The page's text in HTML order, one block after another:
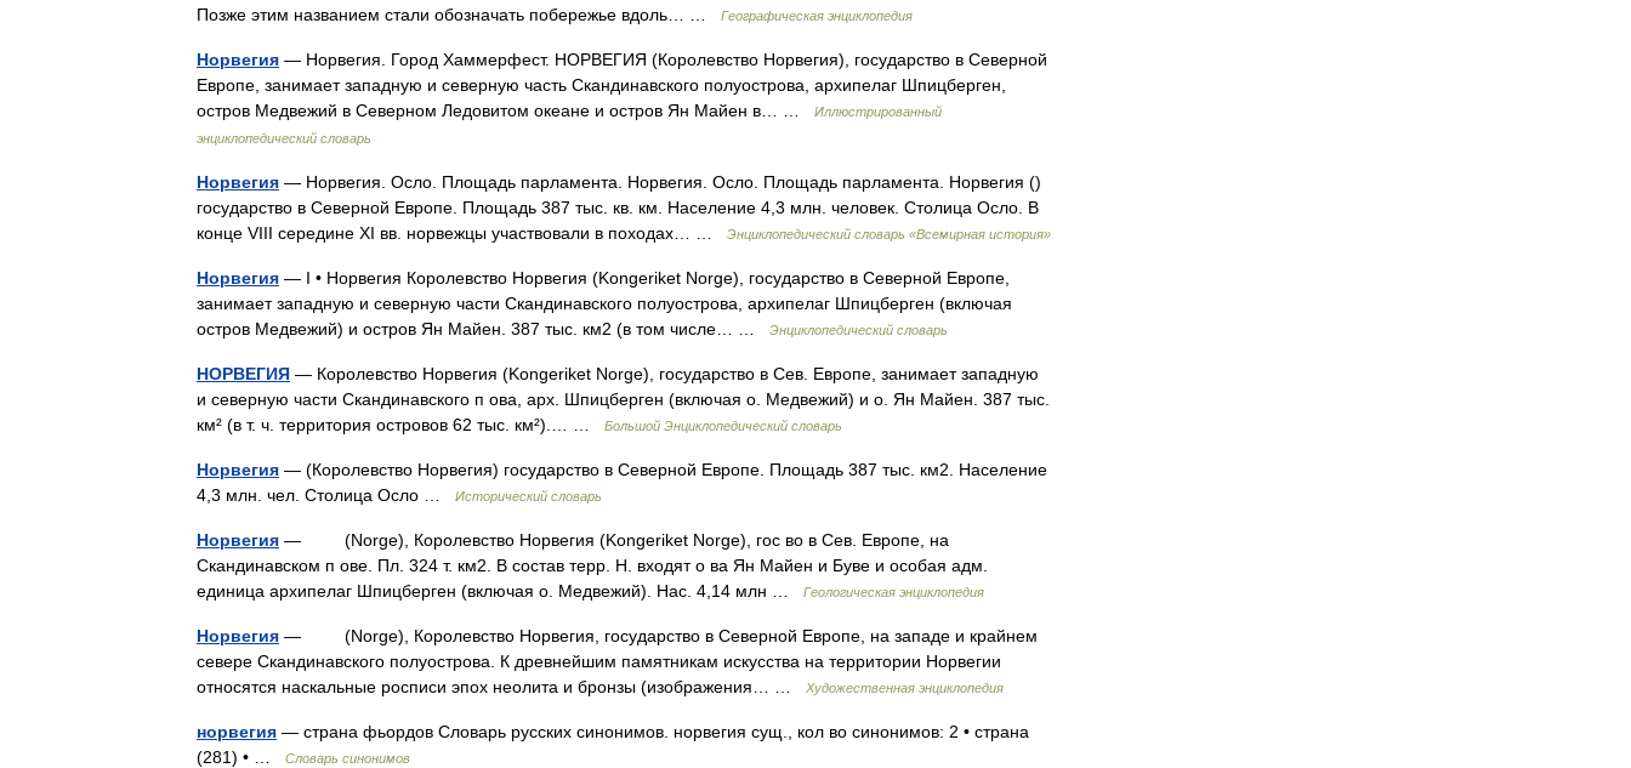
Позже этим названием стали обозначать побережье вдоль… …
Географическая энциклопедия
Норвегия — Норвегия. Город Хаммерфест. НОРВЕГИЯ (Королевство Норвегия), государство в Северной
Европе, занимает западную и северную часть Скандинавского полуострова, архипелаг Шпицберген,
остров Медвежий в Северном Ледовитом океане и остров Ян Майен в… …
Иллюстрированный
энциклопедический словарь
Норвегия — Норвегия. Осло. Площадь парламента. Норвегия. Осло. Площадь парламента. Норвегия ()
государство в Северной Европе. Площадь 387 тыс. кв. км. Население 4,3 млн. человек. Столица Осло. В
конце VIII середине XI вв. норвежцы участвовали в походах… …
Энциклопедический словарь «Всемирная история»
Норвегия — I • Норвегия Королевство Норвегия (Kongeriket Norge), государство в Северной Европе,
занимает западную и северную части Скандинавского полуострова, архипелаг Шпицберген (включая
остров Медвежий) и остров Ян Майен. 387 тыс. км2 (в том числе… …
Энциклопедический словарь
НОРВЕГИЯ — Королевство Норвегия (Kongeriket Norge), государство в Сев. Европе, занимает западную
и северную части Скандинавского п ова, арх. Шпицберген (включая о. Медвежий) и о. Ян Майен. 387 тыс.
км² (в т. ч. территория островов 62 тыс. км²).… …
Большой Энциклопедический словарь
Норвегия — (Королевство Норвегия) государство в Северной Европе. Площадь 387 тыс. км2. Население
4,3 млн. чел. Столица Осло …
Исторический словарь
Норвегия — (Norge), Королевство Норвегия (Kongeriket Norge), гос во в Сев. Европе, на
Скандинавском п ове. Пл. 324 т. км2. B состав терр. H. входят o ва Ян Майен и Буве и особая адм.
единица архипелаг Шпицберген (включая o. Медвежий). Hac. 4,14 млн …
Геологическая энциклопедия
Норвегия — (Norge), Королевство Норвегия, государство в Северной Европе, на западе и крайнем
севере Скандинавского полуострова. К древнейшим памятникам искусства на территории Норвегии
относятся наскальные росписи эпох неолита и бронзы (изображения… …
Художественная энциклопедия
норвегия — страна фьордов Словарь русских синонимов. норвегия сущ., кол во синонимов: 2 • страна
(281) • …
Словарь синонимов